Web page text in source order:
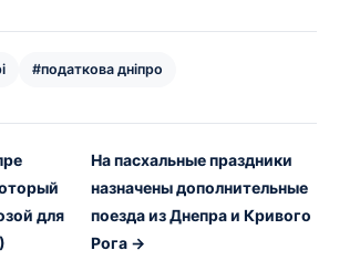
#податкова дніпро
для
На пасхальные праздники
назначены дополнительные
поезда из Днепра и Кривого
Рога →